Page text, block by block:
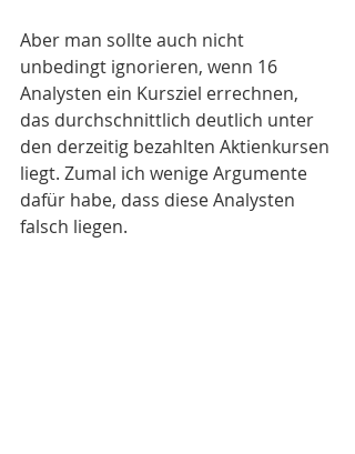
Aber man sollte auch nicht
unbedingt ignorieren, wenn 16
Analysten ein Kursziel errechnen,
das durchschnittlich deutlich unter
den derzeitig bezahlten Aktienkursen
liegt. Zumal ich wenige Argumente
dafür habe, dass diese Analysten
falsch liegen.